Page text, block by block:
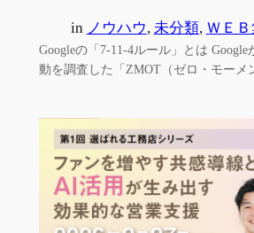
in ノウハウ, 未分類, ＷＥ
Googleの「7-11-4ルール」とは
動を調査した「ZMOT（ゼロ・モー